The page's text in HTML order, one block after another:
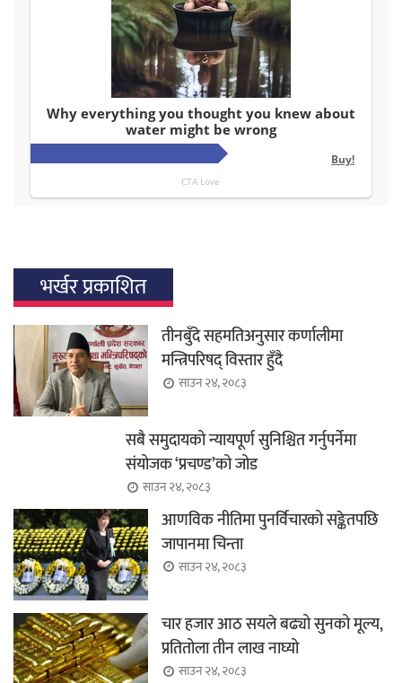
भर्खर प्रकाशित
तीनबुँदे सहमतिअनुसार कर्णालीमा
मन्त्रिपरिषद् विस्तार हुँदै
साउन २४, २०८३
सबै समुदायको न्यायपूर्ण सुनिश्चित गर्नुपर्नेमा
संयोजक ‘प्रचण्ड’को जोड
साउन २४, २०८३
आणविक नीतिमा पुनर्विचारको सङ्केतपछि
जापानमा चिन्ता
साउन २४, २०८३
चार हजार आठ सयले बढ्यो सुनको मूल्य,
प्रतितोला तीन लाख नाघ्यो
साउन २४, २०८३